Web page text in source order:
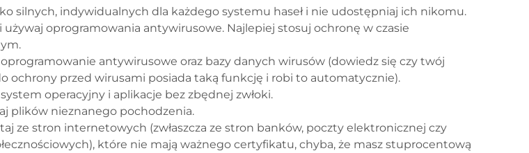
silnych, indywidualnych dla każdego systemu haseł i nie udostępniaj ich nikomu.
używaj oprogramowania antywirusowe. Najlepiej stosuj ochronę w czasie
antywirusowe oraz bazy danych wirusów (dowiedz się czy twój
ochrony przed wirusami posiada taką funkcję i robi to automatycznie).
operacyjny i aplikacje bez zbędnej zwłoki.
plików nieznanego pochodzenia.
ze stron internetowych (zwłaszcza ze stron banków, poczty elektronicznej czy
które nie mają ważnego certyfikatu, chyba, że masz stuprocentową